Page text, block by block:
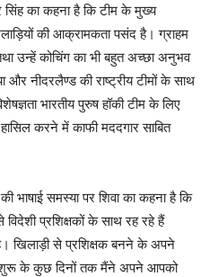
सिंह का कहना है कि टीम के मुख्य
की आक्रामकता पसंद है। ग्राहम
उन्हें कोचिंग का भी बहुत अच्छा अनुभव
और नीदरलैण्ड की राष्ट्रीय टीमों के साथ
भारतीय पुरुष हॉकी टीम के लिए
करने में काफी मददगार साबित
भाषाई समस्या पर शिवा का कहना है कि
प्रशिक्षकों के साथ रह रहे हैं
खिलाड़ी से प्रशिक्षक बनने के अपने
शुरू के कुछ दिनों तक मैंने अपने आपको